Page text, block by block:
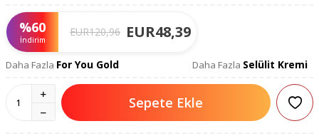
%60
İndirim
EUR120,96 EUR48,39
Daha Fazla For You Gold Daha Fazla Selülit Kremi
Sepete Ekle